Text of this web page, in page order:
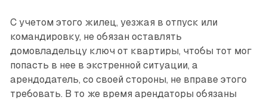
С учетом этого жилец, уезжая в отпуск или
командировку, не обязан оставлять
домовладельцу ключ от квартиры, чтобы тот мог
попасть в нее в экстренной ситуации, а
арендодатель, со своей стороны, не вправе этого
требовать. В то же время арендаторы обязаны